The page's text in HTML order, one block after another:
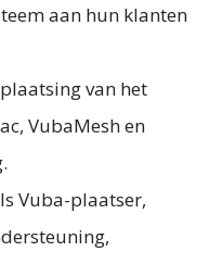
aan hun klanten
van het
VubaMesh en
Vuba-plaatser,